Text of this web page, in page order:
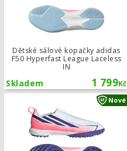
Dětské sálové kopačky adidas
F50 Hyperfast League Laceless
IN
1 799Kč
Skladem
Nové